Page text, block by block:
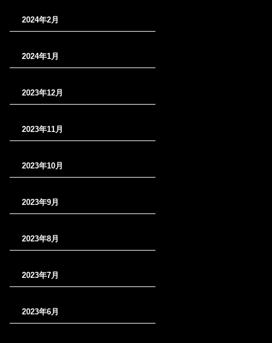
2024年2月
2024年1月
2023年12月
2023年11月
2023年10月
2023年9月
2023年8月
2023年7月
2023年6月